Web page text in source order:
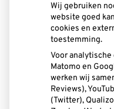
Maandag:
Woensdag:
Donderdag:
Wij gebruiken
website goed
cookies en
toestemming.
Voor
Matomo en
werken wij
Reviews),
(Twitter),